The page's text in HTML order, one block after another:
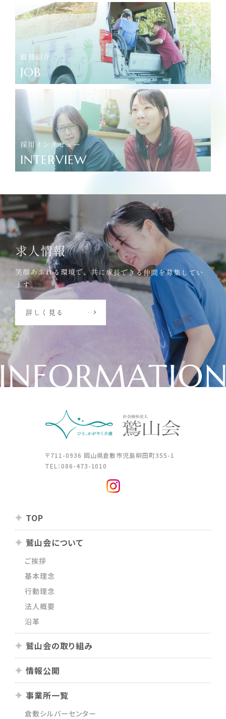
職種紹介
JOB
採用インタビュー
INTERVIEW
求人情報
笑顔あふれる環境で、共に成長できる仲間を募集してい
ます。
詳しく見る
〒711-0936 岡山県倉敷市児島柳田町355-1
TEL：086-473-1010
TOP
鷲山会について
ご挨拶
基本理念
行動理念
法人概要
沿革
鷲山会の取り組み
情報公開
事業所一覧
倉敷シルバーセンター